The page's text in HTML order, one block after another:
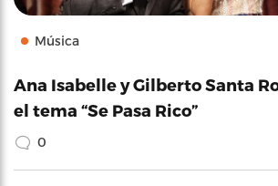
Música
Ana Isabelle y Gilberto Santa
el tema “Se Pasa Rico”
0